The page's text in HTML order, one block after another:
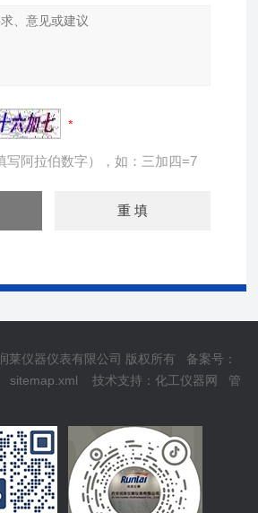
写阿拉伯数字），如：三加四=7
莱仪器仪表有限公司 版权所有 备案号：
sitemap.xml 技术支持：化工仪器网
管